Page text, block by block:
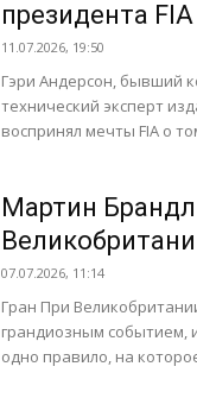
президента FIA
11.07.2026, 19:50
Гэри Андерсон, бывший
технический эксперт
воспринял мечты FIA о
Мартин Брандл
07.07.2026, 11:14
Гран При
грандиозным событием,
одно правило, на